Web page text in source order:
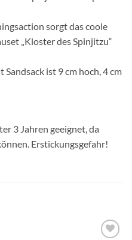
sorgt das coole
„Kloster des Spinjitzu“
ist 9 cm hoch, 4 cm
3 Jahren geeignet, da
Erstickungsgefahr!